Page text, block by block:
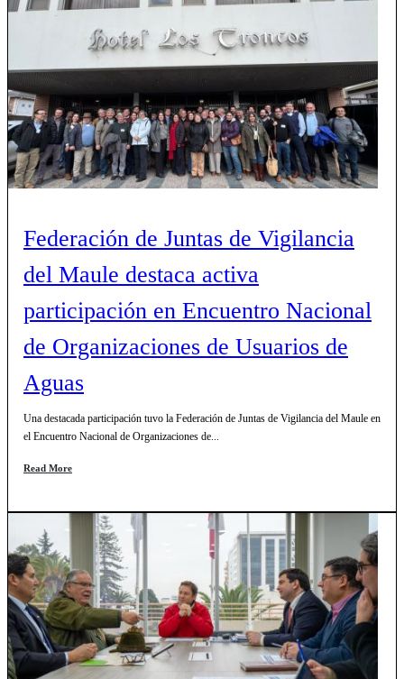
Federación de Juntas de Vigilancia
del Maule destaca activa
participación en Encuentro Nacional
de Organizaciones de Usuarios de
Aguas
Una destacada participación tuvo la Federación de Juntas de Vigilancia del Maule en
el Encuentro Nacional de Organizaciones de...
Read More